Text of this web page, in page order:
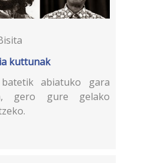
kuttunak
abiatuko gara
gero gure gelako